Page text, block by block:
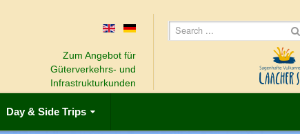
Zum Angebot für
Güterverkehrs- und
Infrastrukturkunden
Day & Side Trips